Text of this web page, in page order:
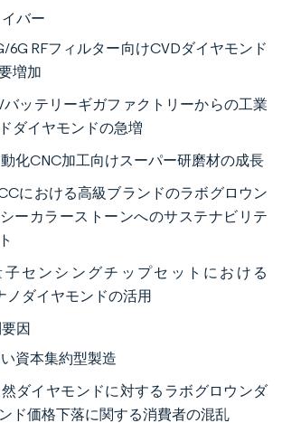
バー
6G RFフィルター向けCVDダイヤモンド
増加
バッテリーギガファクトリーからの工業
ダイヤモンドの急増
動化CNC加工向けスーパー研磨材の成長
における高級ブランドのラボグロウン
ーカラーストーンへのサステナビリテ
子センシングチップセットにおける
ノダイヤモンドの活用
因
い資本集約型製造
然ダイヤモンドに対するラボグロウンダ
ド価格下落に関する消費者の混乱